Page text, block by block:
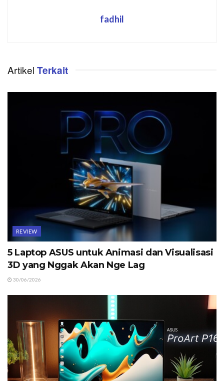
fadhil
Artikel Terkait
REVIEW
5 Laptop ASUS untuk Animasi dan Visualisasi
3D yang Nggak Akan Nge Lag
30/06/2026